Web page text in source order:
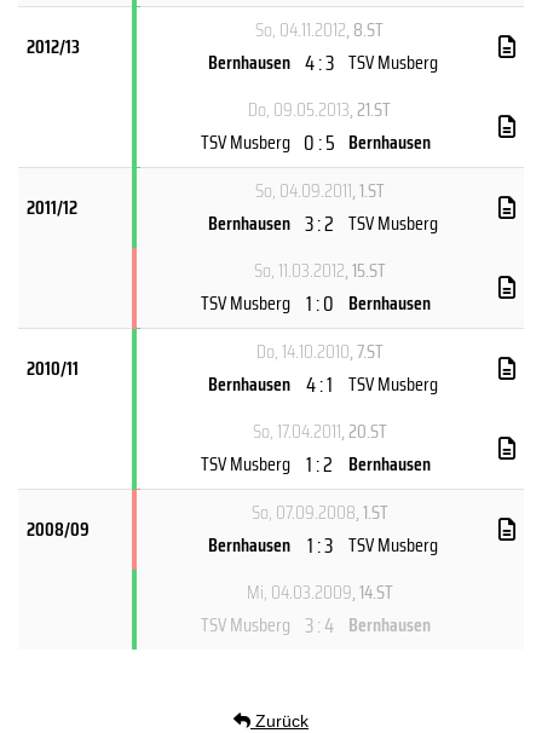
2012/13
So, 04.11.2012, 8.ST
Bernhausen 4 : 3 TSV Musberg
Do, 09.05.2013, 21.ST
TSV Musberg 0 : 5 Bernhausen
2011/12
So, 04.09.2011, 1.ST
Bernhausen 3 : 2 TSV Musberg
So, 11.03.2012, 15.ST
TSV Musberg 1 : 0 Bernhausen
2010/11
Do, 14.10.2010, 7.ST
Bernhausen 4 : 1 TSV Musberg
So, 17.04.2011, 20.ST
TSV Musberg 1 : 2 Bernhausen
2008/09
So, 07.09.2008, 1.ST
Bernhausen 1 : 3 TSV Musberg
Mi, 04.03.2009, 14.ST
TSV Musberg 3 : 4 Bernhausen
Zurück